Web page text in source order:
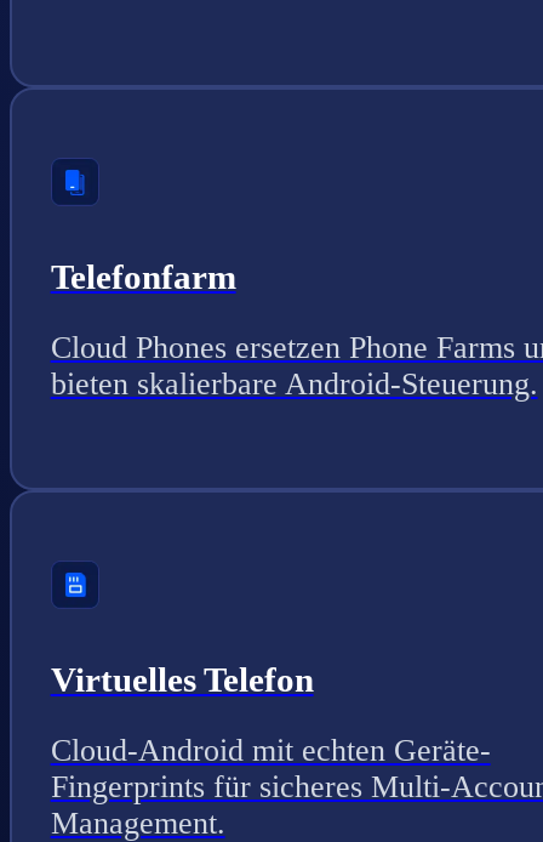
Telefonfarm
Cloud Phones ersetzen Phone Farms
bieten skalierbare Android-Steuerung.
Virtuelles Telefon
Cloud-Android mit echten Geräte-
Fingerprints für sicheres Multi-
Management.